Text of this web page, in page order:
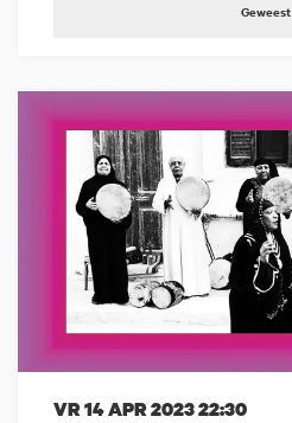
Geweest
VR 14 APR 202322:30